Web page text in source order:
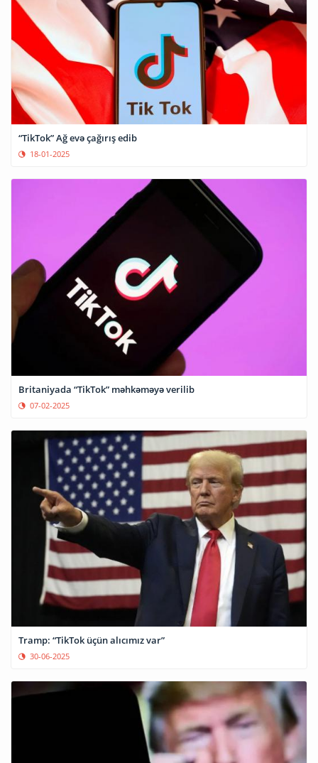
“TikTok” Ağ evə çağırış edib
18-01-2025
Britaniyada “TikTok” məhkəməyə verilib
07-02-2025
Tramp: “TikTok üçün alıcımız var”
30-06-2025